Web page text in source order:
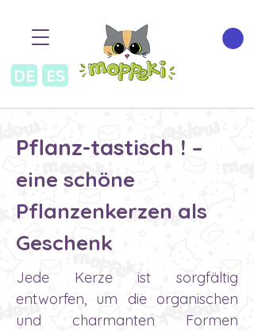
DE ES
Pflanz-tastisch ! –
eine schöne
Pflanzenkerzen als
Geschenk
Jede Kerze ist sorgfältig
entworfen, um die organischen
und charmanten Formen